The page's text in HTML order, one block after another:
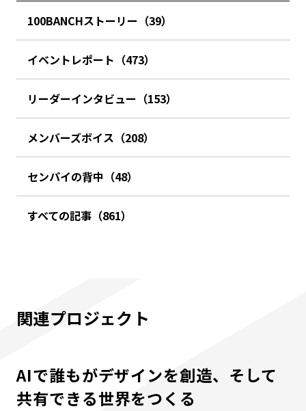
100BANCHストーリー（39）
イベントレポート（473）
リーダーインタビュー（153）
メンバーズボイス（208）
センパイの背中（48）
すべての記事（861）
関連プロジェクト
AIで誰もがデザインを創造、そして
共有できる世界をつくる